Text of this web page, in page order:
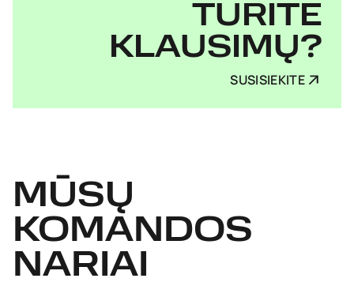
TURITE
KLAUSIMŲ?
SUSISIEKITE
MŪSŲ
KOMANDOS
NARIAI